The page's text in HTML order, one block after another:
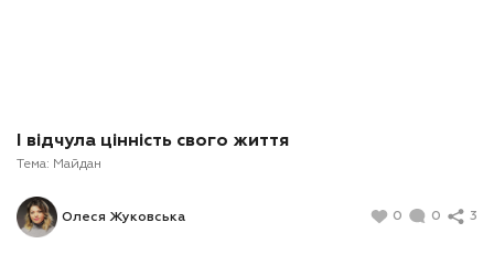
І відчула цінність свого життя
Тема: Майдан
Олеся Жуковська 0 0 3